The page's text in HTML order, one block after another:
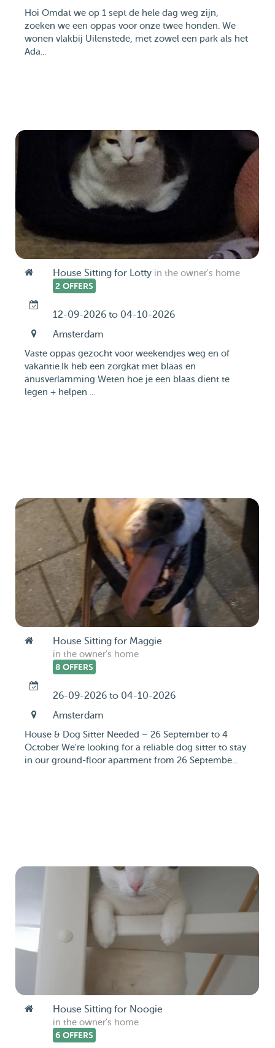
Hoi Omdat we op 1 sept de hele dag weg zijn,
zoeken we een oppas voor onze twee honden. We
wonen vlakbij Uilenstede, met zowel een park als het
Ada...
House Sitting for Lotty in the owner's home
2 OFFERS
12-09-2026 to 04-10-2026
Amsterdam
Vaste oppas gezocht voor weekendjes weg en of
vakantie.Ik heb een zorgkat met blaas en
anusverlamming Weten hoe je een blaas dient te
legen + helpen ...
House Sitting for Maggie
in the owner's home
8 OFFERS
26-09-2026 to 04-10-2026
Amsterdam
House & Dog Sitter Needed – 26 September to 4
October We're looking for a reliable dog sitter to stay
in our ground-floor apartment from 26 Septembe...
House Sitting for Noogie
in the owner's home
6 OFFERS